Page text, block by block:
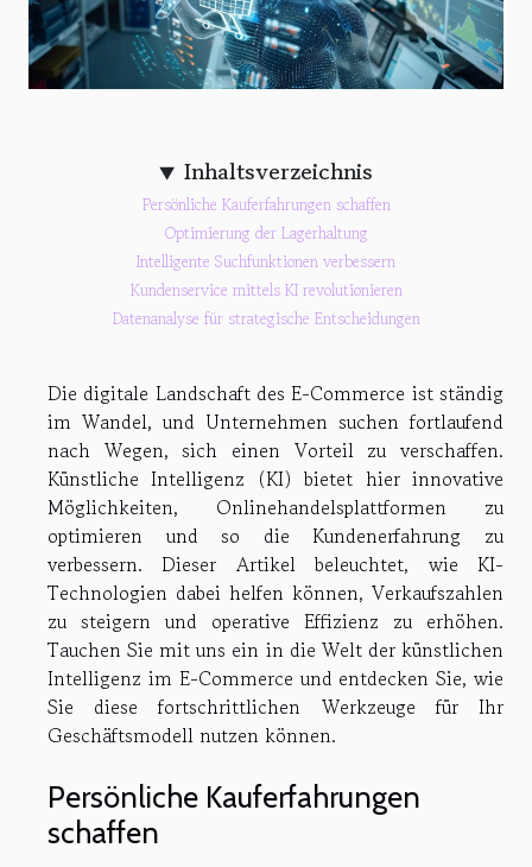
Inhaltsverzeichnis
Persönliche Kauferfahrungen schaffen
Optimierung der Lagerhaltung
Intelligente Suchfunktionen verbessern
Kundenservice mittels KI revolutionieren
Datenanalyse für strategische Entscheidungen
Die digitale Landschaft des E-Commerce ist ständig
im Wandel, und Unternehmen suchen fortlaufend
nach Wegen, sich einen Vorteil zu verschaffen.
Künstliche Intelligenz (KI) bietet hier innovative
Möglichkeiten, Onlinehandelsplattformen zu
optimieren und so die Kundenerfahrung zu
verbessern. Dieser Artikel beleuchtet, wie KI-
Technologien dabei helfen können, Verkaufszahlen
zu steigern und operative Effizienz zu erhöhen.
Tauchen Sie mit uns ein in die Welt der künstlichen
Intelligenz im E-Commerce und entdecken Sie, wie
Sie diese fortschrittlichen Werkzeuge für Ihr
Geschäftsmodell nutzen können.
Persönliche Kauferfahrungen
schaffen